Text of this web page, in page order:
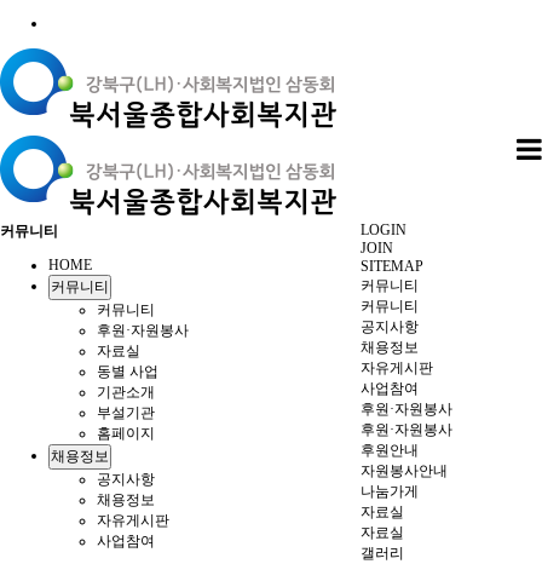
LOGIN
JOIN
SITEMAP
커뮤니티
커뮤니티
공지사항
채용정보
자유게시판
사업참여
후원·자원봉사
후원·자원봉사
후원안내
자원봉사안내
나눔가게
자료실
자료실
갤러리
커뮤니티
HOME
커뮤니티
커뮤니티
후원·자원봉사
자료실
동별 사업
기관소개
부설기관
홈페이지
채용정보
공지사항
채용정보
자유게시판
사업참여